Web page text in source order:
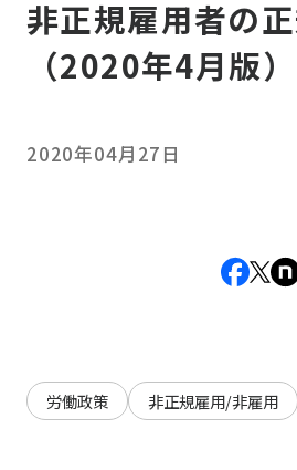
非正規雇用者の
（2020年4月版）
2020年04月27日
労働政策 非正規雇用/非雇用